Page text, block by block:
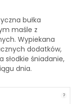
bułka
maśle z
Wypiekana
dodatków,
słodkie śniadanie,
dnia.
?